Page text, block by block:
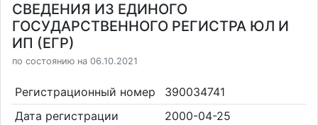
СВЕДЕНИЯ ИЗ ЕДИНОГО
ГОСУДАРСТВЕННОГО РЕГИСТРА ЮЛ И
ИП (ЕГР)
по состоянию на 06.10.2021
Регистрационный номер
390034741
Дата регистрации
2000-04-25